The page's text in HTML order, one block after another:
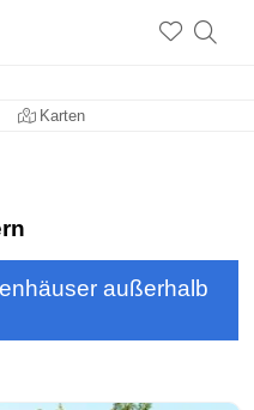
Karten
Rheinland-Pfalz
außerhalb